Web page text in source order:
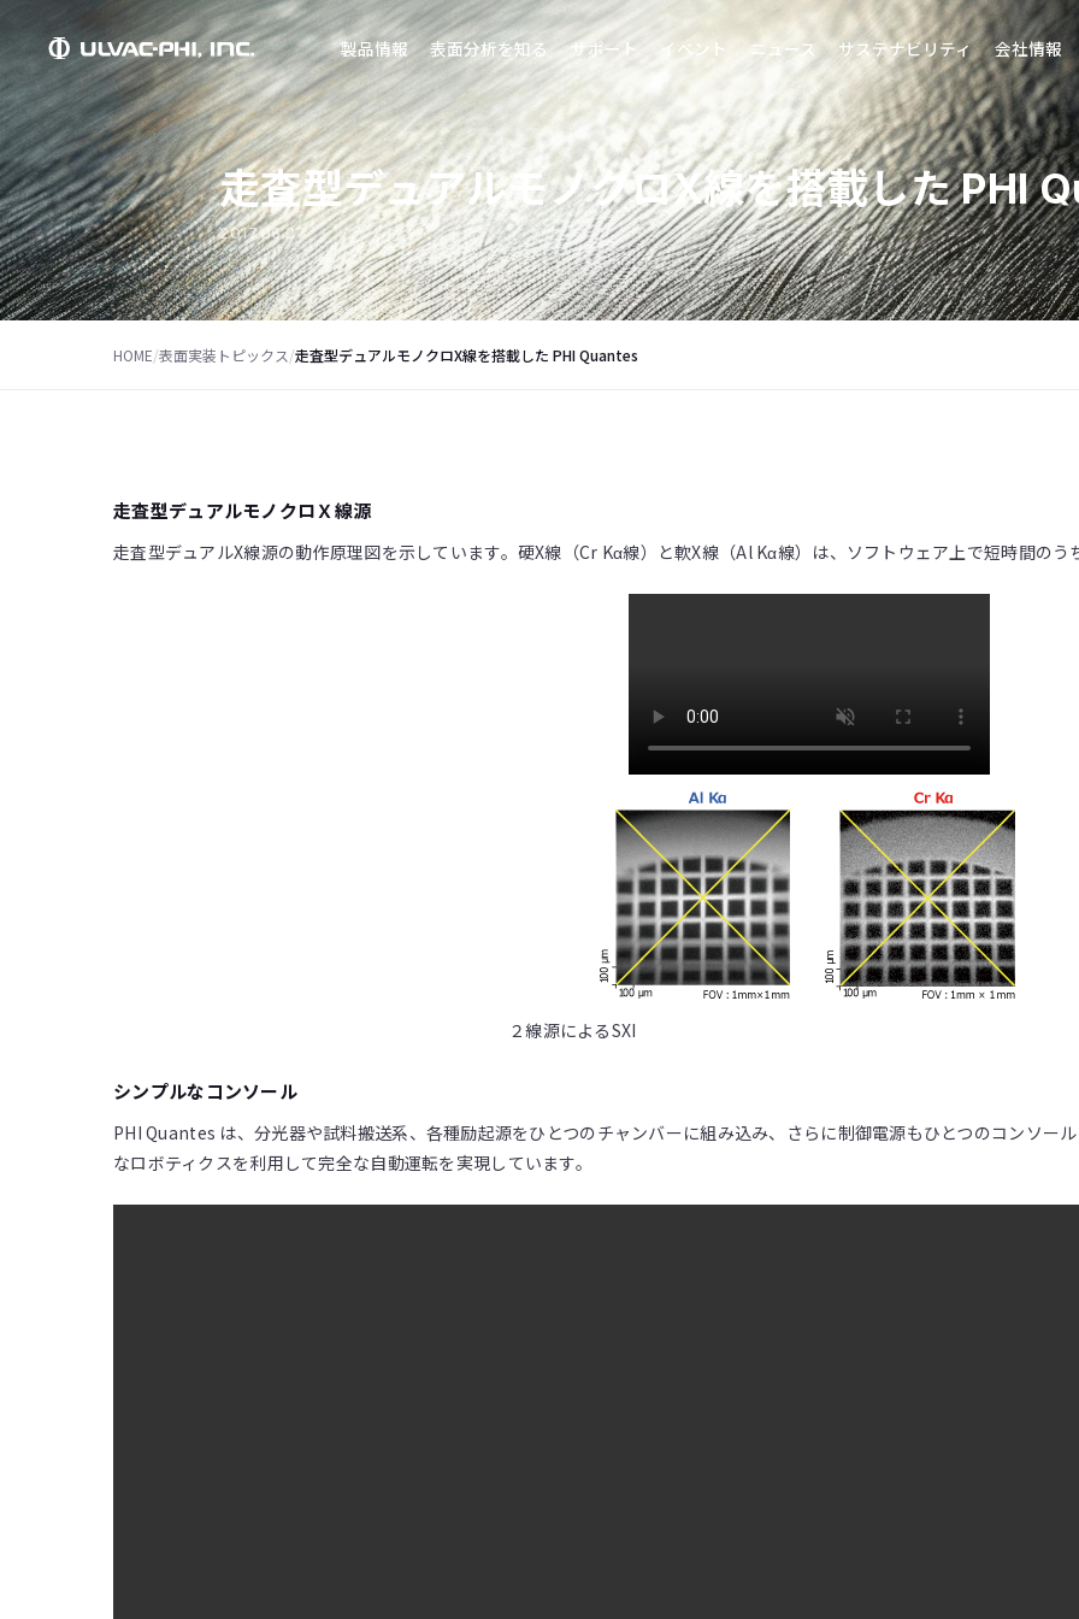
製品情報 表面分析を知る サポート イベント ニュース サステナビリティ 会社情報
走査型デュアルモノクロX線を搭載した PHI
2017.06.27
HOME/表面実装トピックス/走査型デュアルモノクロX線を搭載した PHI Quantes
走査型デュアルモノクロＸ線源
走査型デュアルX線源の動作原理図を示しています。硬X線（Cr Kα線）と軟X線（Al Kα線）は、ソフトウェア上で短時間の
２線源によるSXI
シンプルなコンソール
PHI Quantes は、分光器や試料搬送系、各種励起源をひとつのチャンバーに組み込み、さらに制御電源もひとつのコンソー
なロボティクスを利用して完全な自動運転を実現しています。